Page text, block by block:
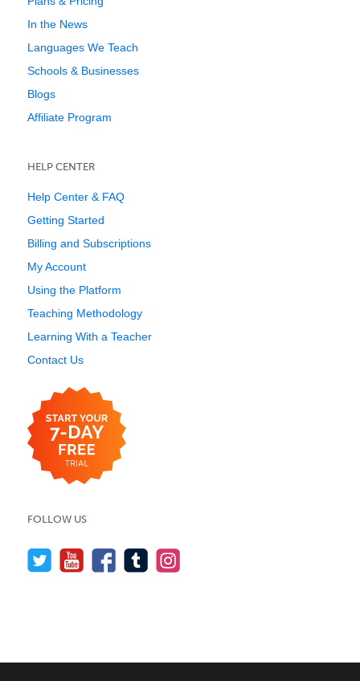
In the News
Languages We Teach
Schools & Businesses
Blogs
Affiliate Program
HELP CENTER
Help Center & FAQ
Getting Started
Billing and Subscriptions
My Account
Using the Platform
Teaching Methodology
Learning With a Teacher
Contact Us
FOLLOW US